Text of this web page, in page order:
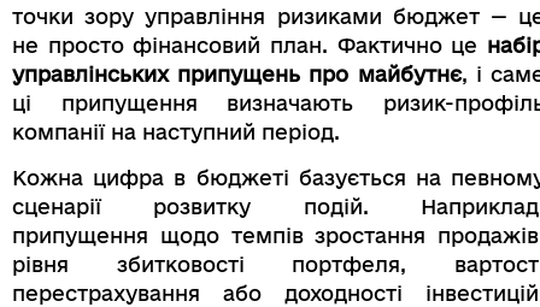
точки зору управління ризиками бюджет —
не просто фінансовий план. Фактично це
управлінських припущень про майбутнє, і
ці припущення визначають ризик-
компанії на наступний період.
Кожна цифра в бюджеті базується на
сценарії розвитку подій.
припущення щодо темпів зростання
рівня збитковості портфеля,
перестрахування або доходності